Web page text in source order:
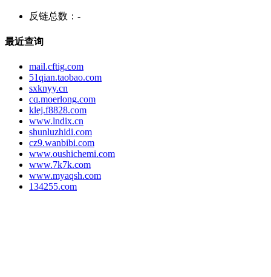
反链总数： -
最近查询
mail.cftig.com
51qian.taobao.com
sxknyy.cn
cq.moerlong.com
klej.f8828.com
www.lndix.cn
shunluzhidi.com
cz9.wanbibi.com
www.oushichemi.com
www.7k7k.com
www.myaqsh.com
134255.com